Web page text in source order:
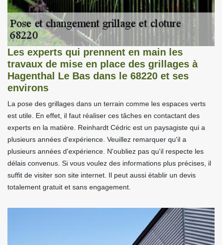
Les experts qui prennent en main les
travaux de mise en place des grillages à
Hagenthal Le Bas dans le 68220 et ses
environs
La pose des grillages dans un terrain comme les espaces verts
est utile. En effet, il faut réaliser ces tâches en contactant des
experts en la matière. Reinhardt Cédric est un paysagiste qui a
plusieurs années d'expérience. Veuillez remarquer qu'il a
plusieurs années d'expérience. N'oubliez pas qu'il respecte les
délais convenus. Si vous voulez des informations plus précises, il
suffit de visiter son site internet. Il peut aussi établir un devis
totalement gratuit et sans engagement.